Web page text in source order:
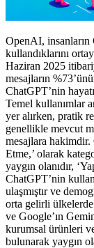
OpenAI, insanların
kullandıklarını
Haziran 2025
mesajların
ChatGPT’nin
Temel kullanımlar
yer alırken, pratik
genellikle mevcut
mesajlara hakimdir.
Etme,’ olarak
yaygın olanıdır,
ChatGPT’nin
ulaşmıştır ve
orta gelirli ülkelerde
ve Google’ın
kurumsal ürünleri
bulunarak yaygın